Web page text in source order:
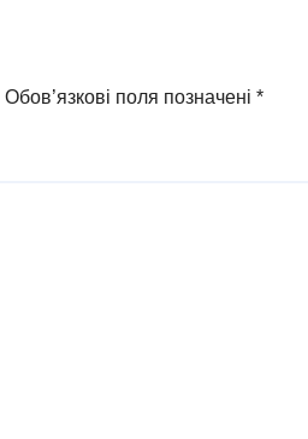
Обов’язкові поля позначені *